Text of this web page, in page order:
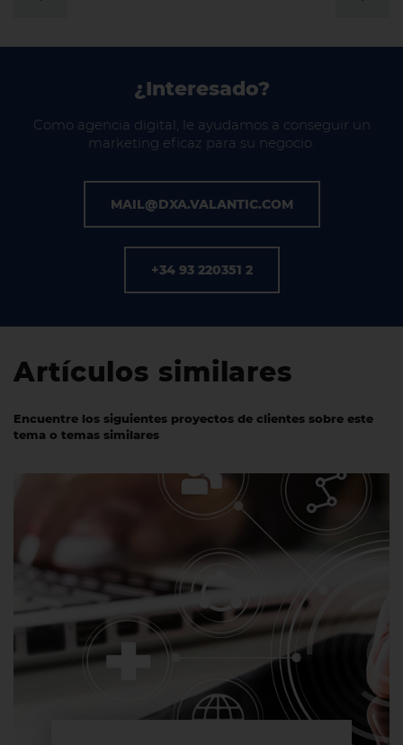
¿Interesado?
Como agencia digital, le ayudamos a conseguir un
marketing eficaz para su negocio.
MAIL@DXA.VALANTIC.COM
+34 93 220351 2
Artículos similares
Encuentre los siguientes proyectos de clientes sobre este
tema o temas similares